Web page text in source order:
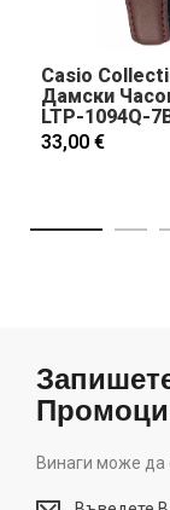
Casio
Дамски
LTP-1094Q-
33,00 €
Винаги може да
Винаги